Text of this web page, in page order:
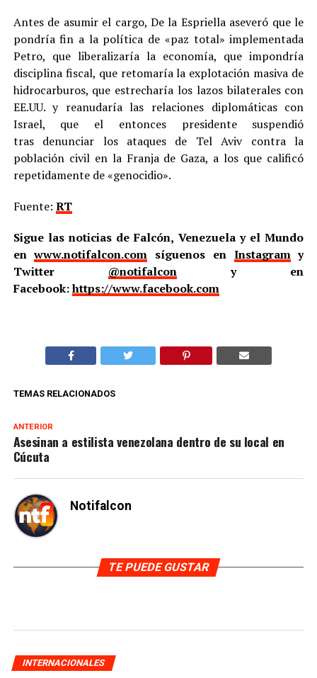
Antes de asumir el cargo, De la Espriella aseveró que le
pondría fin a la política de «paz total» implementada
Petro, que liberalizaría la economía, que impondría
disciplina fiscal, que retomaría la explotación masiva de
hidrocarburos, que estrecharía los lazos bilaterales con
EE.UU. y reanudaría las relaciones diplomáticas con
Israel, que el entonces presidente suspendió
tras denunciar los ataques de Tel Aviv contra la
población civil en la Franja de Gaza, a los que calificó
repetidamente de «genocidio».
Fuente: RT
Sigue las noticias de Falcón, Venezuela y el Mundo
enwww.notifalcon.com síguenos en Instagramy
Twitter @notifalcony en
Facebook:https://www.facebook.com
TEMAS RELACIONADOS
ANTERIOR
Asesinan a estilista venezolana dentro de su local en
Cúcuta
Notifalcon
TE PUEDE GUSTAR
INTERNACIONALES